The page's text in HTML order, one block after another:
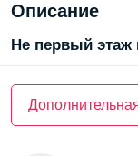
Описание
Не первый этаж
О доме
Материал стен